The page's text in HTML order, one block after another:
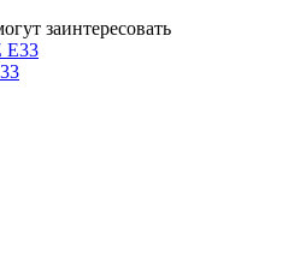
заинтересовать